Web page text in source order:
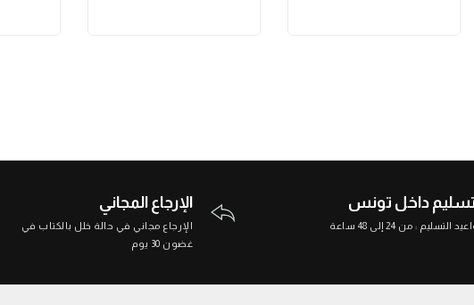
الإرجاع المجاني
الإرجاع مجاني في حالة خلل بالكتاب في
غضون 30 يوم
داخل تونس
التسليم : من 24 إلى 48 ساعة